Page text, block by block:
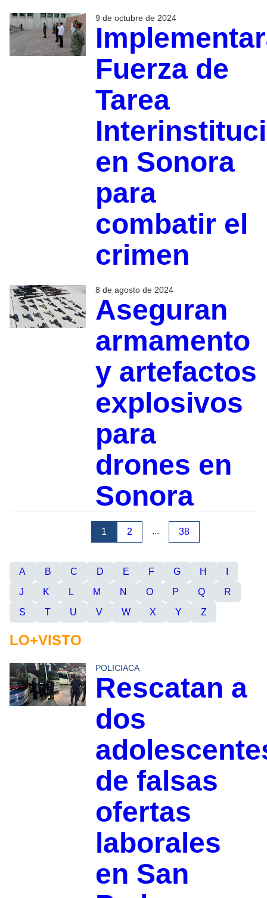
9 de octubre de 2024
Fuerza de
Tarea
en Sonora
para
combatir el
crimen
8 de agosto de 2024
Aseguran
armamento
y artefactos
explosivos
para
drones en
Sonora
1 2 ... 38
A B C D E F G H
J
K L M N O P Q
R
S
T U V W X Y Z
LO+VISTO
1
POLICIACA
Rescatan a
dos
de falsas
ofertas
laborales
en San